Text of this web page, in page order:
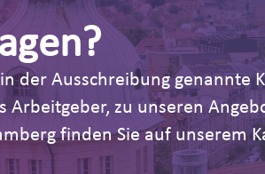
der Ausschreibung
Arbeitgeber, zu unseren
finden Sie auf unserem